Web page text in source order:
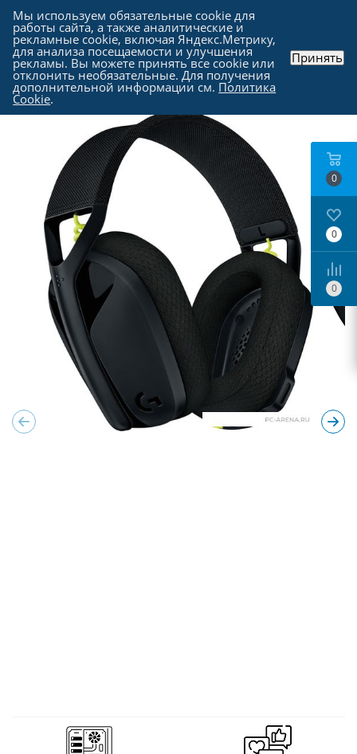
Каталог - Периферия - Наушники и гарнитуры
0
0
0
Мы используем обязательные cookie для
работы сайта, а также аналитические и
рекламные cookie, включая Яндекс.Метрику,
для анализа посещаемости и улучшения
рекламы. Вы можете принять все cookie или
отклонить необязательные. Для получения
дополнительной информации см. Политика
Cookie.
Принять